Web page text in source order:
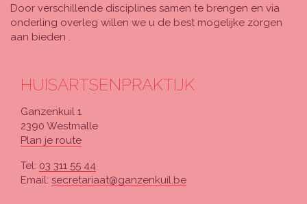
Door verschillende disciplines samen te brengen en via
onderling overleg willen we u de best mogelijke zorgen
aan bieden .
HUISARTSENPRAKTIJK
Ganzenkuil 1
2390 Westmalle
Plan je route
Tel: 03 311 55 44
Email: secretariaat@ganzenkuil.be